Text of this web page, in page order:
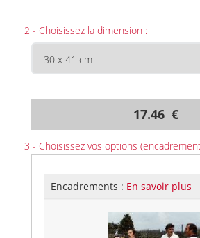
2 - Choisissez la dimension :
17.46 €
3 - Choisissez vos options
Encadrements : En savoir plus